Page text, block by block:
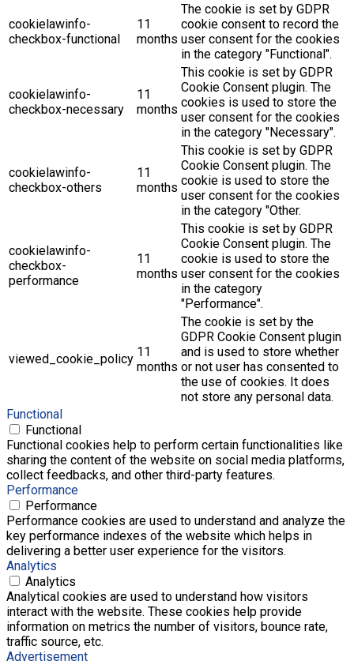
cookielawinfo-
checkbox-functional
11
months
The cookie is set by GDPR
cookie consent to record the
user consent for the cookies
in the category "Functional".
cookielawinfo-
checkbox-necessary
11
months
This cookie is set by GDPR
Cookie Consent plugin. The
cookies is used to store the
user consent for the cookies
in the category "Necessary".
cookielawinfo-
checkbox-others
11
months
This cookie is set by GDPR
Cookie Consent plugin. The
cookie is used to store the
user consent for the cookies
in the category "Other.
cookielawinfo-
checkbox-
performance
11
months
This cookie is set by GDPR
Cookie Consent plugin. The
cookie is used to store the
user consent for the cookies
in the category
"Performance".
viewed_cookie_policy 11
months
The cookie is set by the
GDPR Cookie Consent plugin
and is used to store whether
or not user has consented to
the use of cookies. It does
not store any personal data.
Functional
Functional
Functional cookies help to perform certain functionalities like
sharing the content of the website on social media platforms,
collect feedbacks, and other third-party features.
Performance
Performance
Performance cookies are used to understand and analyze the
key performance indexes of the website which helps in
delivering a better user experience for the visitors.
Analytics
Analytics
Analytical cookies are used to understand how visitors
interact with the website. These cookies help provide
information on metrics the number of visitors, bounce rate,
traffic source, etc.
Advertisement